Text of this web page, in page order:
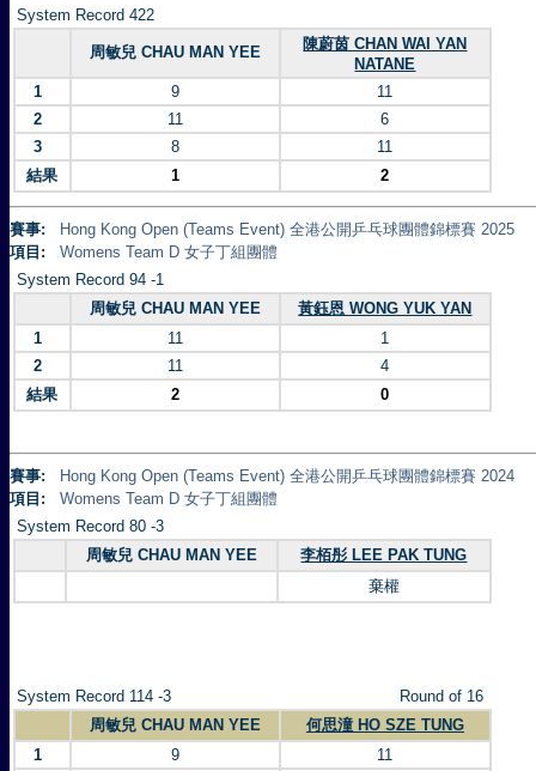
System Record 422
周敏兒 CHAU MAN YEE
陳蔚茵 CHAN WAI YAN
NATANE
1
9
11
2
11
6
3
8
11
結果
1 2
賽事:
Hong Kong Open (Teams Event) 全港公開乒乓球團體錦標賽 2025
項目:
Womens Team D 女子丁組團體
System Record 94 -1
周敏兒 CHAU MAN YEE
黃鈺恩 WONG YUK YAN
1
11
1
2
11
4
結果
2 0
賽事:
Hong Kong Open (Teams Event) 全港公開乒乓球團體錦標賽 2024
項目:
Womens Team D 女子丁組團體
System Record 80 -3
周敏兒 CHAU MAN YEE
李栢彤 LEE PAK TUNG
棄權
System Record 114 -3
Round of 16
周敏兒 CHAU MAN YEE
何思潼 HO SZE TUNG
1
9
11